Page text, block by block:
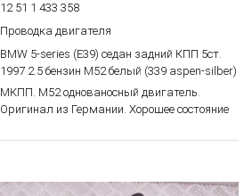
12 51 1 433 358
Проводка двигателя
BMW 5-series (E39) седан задний КПП 5ст.
1997 2.5 бензин M52 белый (339 aspen-silber)
МКПП. М52 однованосный двигатель.
Оригинал из Германии. Хорошее состояние